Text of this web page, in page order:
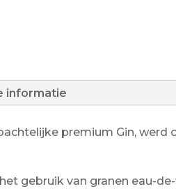
informatie
premium Gin,
gebruik van granen eau-